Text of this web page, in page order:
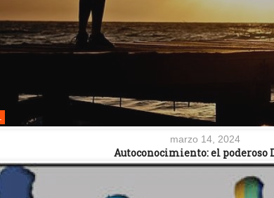
marzo 14, 2024
Autoconocimiento: el poderoso